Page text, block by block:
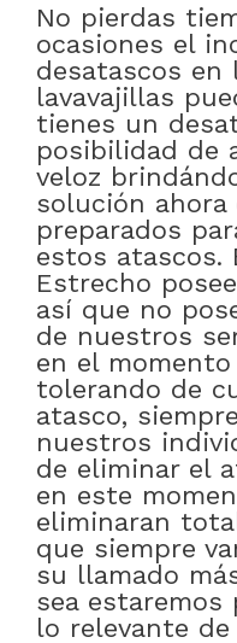
No pierdas
ocasiones el
desatascos en
lavavajillas
tienes un
posibilidad de
veloz
solución ahora
preparados
estos atascos.
Estrecho
así que no
de nuestros
en el
tolerando de
atasco,
nuestros
de eliminar el
en este
eliminaran
que siempre
su llamado
sea
lo relevante